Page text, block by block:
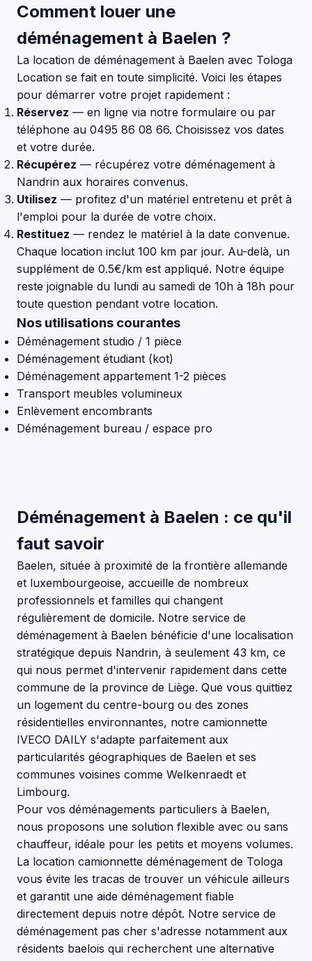
Comment louer une
déménagement à Baelen ?
La location de déménagement à Baelen avec Tologa
Location se fait en toute simplicité. Voici les étapes
pour démarrer votre projet rapidement :
Réservez — en ligne via notre formulaire ou par
téléphone au 0495 86 08 66. Choisissez vos dates
et votre durée.
Récupérez — récupérez votre déménagement à
Nandrin aux horaires convenus.
Utilisez — profitez d'un matériel entretenu et prêt à
l'emploi pour la durée de votre choix.
Restituez — rendez le matériel à la date convenue.
Chaque location inclut 100 km par jour. Au-delà, un
supplément de 0.5€/km est appliqué. Notre équipe
reste joignable du lundi au samedi de 10h à 18h pour
toute question pendant votre location.
Nos utilisations courantes
Déménagement studio / 1 pièce
Déménagement étudiant (kot)
Déménagement appartement 1-2 pièces
Transport meubles volumineux
Enlèvement encombrants
Déménagement bureau / espace pro
Déménagement à Baelen : ce qu'il
faut savoir
Baelen, située à proximité de la frontière allemande
et luxembourgeoise, accueille de nombreux
professionnels et familles qui changent
régulièrement de domicile. Notre service de
déménagement à Baelen bénéficie d'une localisation
stratégique depuis Nandrin, à seulement 43 km, ce
qui nous permet d'intervenir rapidement dans cette
commune de la province de Liège. Que vous quittiez
un logement du centre-bourg ou des zones
résidentielles environnantes, notre camionnette
IVECO DAILY s'adapte parfaitement aux
particularités géographiques de Baelen et ses
communes voisines comme Welkenraedt et
Limbourg.
Pour vos déménagements particuliers à Baelen,
nous proposons une solution flexible avec ou sans
chauffeur, idéale pour les petits et moyens volumes.
La location camionnette déménagement de Tologa
vous évite les tracas de trouver un véhicule ailleurs
et garantit une aide déménagement fiable
directement depuis notre dépôt. Notre service de
déménagement pas cher s'adresse notamment aux
résidents baelois qui recherchent une alternative